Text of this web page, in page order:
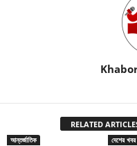
RELATED
আন্তর্জাতিক দেশের খবর